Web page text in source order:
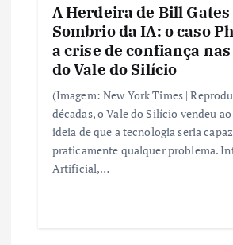
A Herdeira de Bill Gates
Sombrio da IA: o caso
a crise de confiança
do Vale do Silício
(Imagem: New York Times |
décadas, o Vale do Silício vendeu
ideia de que a tecnologia seria
praticamente qualquer problema.
Artificial,…